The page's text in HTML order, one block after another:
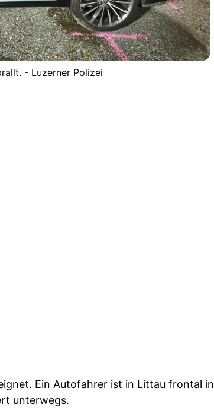
- Luzerner Polizei
Ein Autofahrer ist in Littau frontal in
unterwegs.